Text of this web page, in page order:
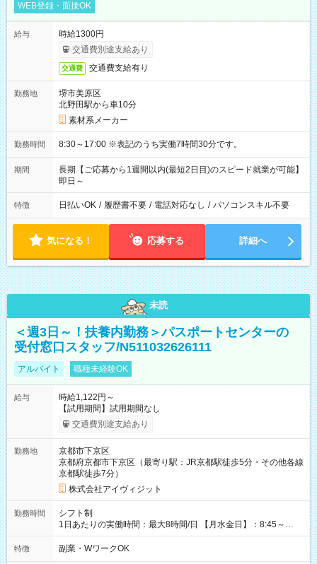
WEB登録・面接OK
給与
時給1300円
交通費別途支給あり
交通費 交通費支給有り
勤務地
堺市美原区
北野田駅から車10分
素材系メーカー
勤務時間 8:30～17:00 ※表記のうち実働7時間30分です。
期間
長期【ご応募から1週間以内(最短2日目)のスピード就業が可能】
即日～
特徴 日払いOK / 履歴書不要 / 電話対応なし / パソコンスキル不要
気になる！ 応募する 詳細へ
未読
＜週3日～！扶養内勤務＞パスポートセンターの
受付窓口スタッフ/N511032626111
アルバイト 職種未経験OK
給与
時給1,122円～
【試用期間】試用期間なし
交通費別途支給あり
勤務地
京都市下京区
京都府京都市下京区（最寄り駅：JR京都駅徒歩5分・その他各線
京都駅徒歩7分）
株式会社アイヴィジット
勤務時間
シフト制
1日あたりの実働時間：最大8時間/日 【月水金日】：8:45～
16:30 【火木】：8:45～19:00 週3日～OK、シフト制 ※扶養内
勤務OK ※月1回～2回程度、日曜日出勤をお願いします。 ※時間
特徴 副業・WワークOK